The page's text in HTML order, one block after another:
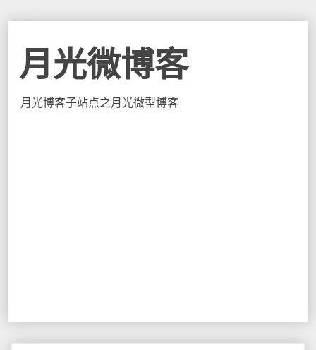
月光微博客
月光博客子站点之月光微型博客